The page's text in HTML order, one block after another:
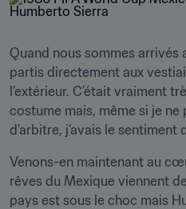
Quand nous sommes arrivés
partis directement aux
l’extérieur. C’était vraiment
costume mais, même si je ne
d’arbitre, j’avais le sentiment
Venons-en maintenant au
rêves du Mexique viennent
pays est sous le choc mais